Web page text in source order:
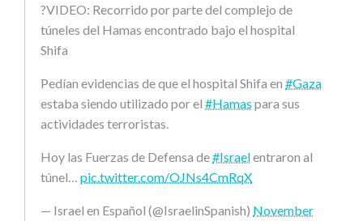
?VIDEO: Recorrido por parte del complejo de
túneles del Hamas encontrado bajo el hospital
Shifa
Pedían evidencias de que el hospital Shifa en #Gaza
estaba siendo utilizado por el #Hamas para sus
actividades terroristas.
Hoy las Fuerzas de Defensa de#Israelentraron al
túnel… pic.twitter.com/OJNs4CmRqX
— Israel en Español (@IsraelinSpanish) November